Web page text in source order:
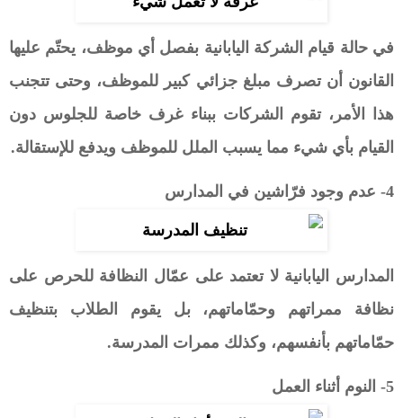
في حالة قيام الشركة اليابانية بفصل أي موظف، يحتّم عليها
القانون أن تصرف مبلغ جزائي كبير للموظف، وحتى تتجنب
هذا الأمر، تقوم الشركات ببناء غرف خاصة للجلوس دون
القيام بأي شيء مما يسبب الملل للموظف ويدفع للإستقالة.
4- عدم وجود فرّاشين في المدارس
المدارس اليابانية لا تعتمد على عمّال النظافة للحرص على
نظافة ممراتهم وحمّاماتهم، بل يقوم الطلاب بتنظيف
حمّاماتهم بأنفسهم، وكذلك ممرات المدرسة.
5- النوم أثناء العمل